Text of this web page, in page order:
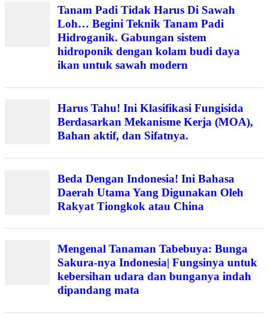
Tanam Padi Tidak Harus Di Sawah
Loh… Begini Teknik Tanam Padi
Hidroganik. Gabungan sistem
hidroponik dengan kolam budi daya
ikan untuk sawah modern
Harus Tahu! Ini Klasifikasi Fungisida
Berdasarkan Mekanisme Kerja (MOA),
Bahan aktif, dan Sifatnya.
Beda Dengan Indonesia! Ini Bahasa
Daerah Utama Yang Digunakan Oleh
Rakyat Tiongkok atau China
Mengenal Tanaman Tabebuya: Bunga
Sakura-nya Indonesia| Fungsinya untuk
kebersihan udara dan bunganya indah
dipandang mata